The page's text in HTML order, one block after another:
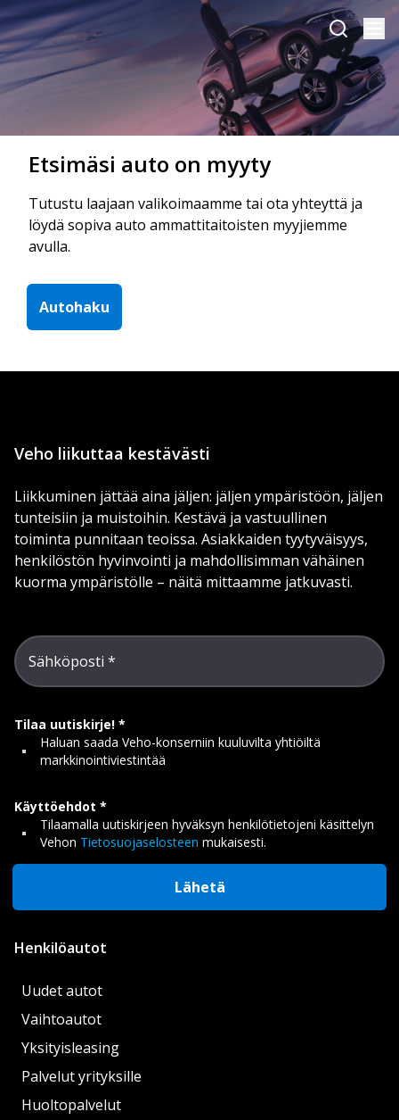
Etsimäsi auto on myyty
Tutustu laajaan valikoimaamme tai ota yhteyttä ja
löydä sopiva auto ammattitaitoisten myyjiemme
avulla.
Autohaku
Veho liikuttaa kestävästi
Liikkuminen jättää aina jäljen: jäljen ympäristöön, jäljen
tunteisiin ja muistoihin. Kestävä ja vastuullinen
toiminta punnitaan teoissa. Asiakkaiden tyytyväisyys,
henkilöstön hyvinvointi ja mahdollisimman vähäinen
kuorma ympäristölle – näitä mittaamme jatkuvasti.
Sähköposti
Tilaa uutiskirje!
Haluan saada Veho-konserniin kuuluvilta yhtiöiltä
markkinointiviestintää
Käyttöehdot
Tilaamalla uutiskirjeen hyväksyn henkilötietojeni käsittelyn
Vehon Tietosuojaselosteen mukaisesti.
Lähetä
Henkilöautot
Uudet autot
Vaihtoautot
Yksityisleasing
Palvelut yrityksille
Huoltopalvelut